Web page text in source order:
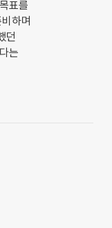
표를
하며
던
는